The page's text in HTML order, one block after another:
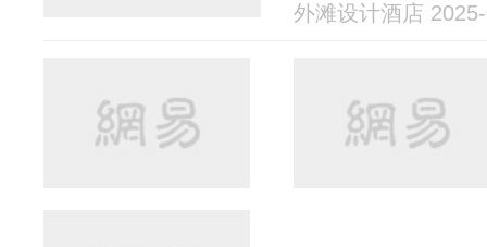
外滩设计酒店